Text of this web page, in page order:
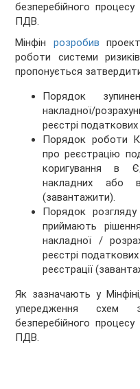
безперебійного
ПДВ.
Мінфін розробив
роботи системи
пропонується
Порядок
накладної/
реєстрі
Порядок роботи
про реєстрацію
коригування в
накладних або
(завантажити).
Порядок розгляду
приймають
накладної /
реєстрі
реєстрації
Як зазначають у
упередження
безперебійного
ПДВ.